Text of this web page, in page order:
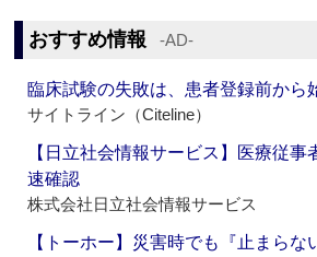
おすすめ情報 ‐AD‐
臨床試験の失敗は、患者登録前から
サイトライン（Citeline）
【日立社会情報サービス】医療従事
速確認
株式会社日立社会情報サービス
【トーホー】災害時でも『止まら